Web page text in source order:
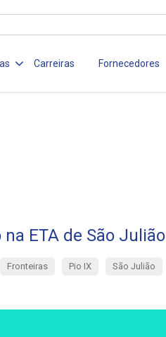
Carreiras Fornecedores
ETA de São Julião
Fronteiras Pio IX São Julião